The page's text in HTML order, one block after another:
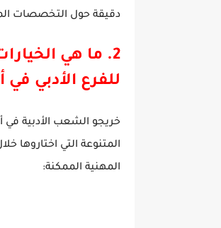
دقيقة حول التخصصات
2. ما هي
للفرع الأدبي في
خريجو الشعب الأدبية
المتنوعة التي
المهنية الممكنة: